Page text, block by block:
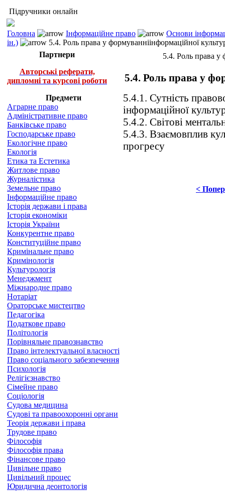
Підручники онлайн
Головна Інформаційне право
Основи
ін.)
5.4. Роль права у формуванніінформаційної
Партнери
Авторські реферати,
дипломні та курсові роботи
Предмети
Аграрне право
Адміністративне право
Банківське право
Господарське право
Екологічне право
Екологія
Етика та Естетика
Житлове право
Журналістика
Земельне право
Інформаційне право
Історія держави і права
Історія економіки
Історія України
Конкурентне право
Конституційне право
Кримінальне право
Кримінологія
Культурологія
Менеджмент
Міжнародне право
Нотаріат
Ораторське мистецтво
Педагогіка
Податкове право
Політологія
Порівняльне правознавство
Право інтелектуальної власності
Право соціального забезпечення
Психологія
Релігієзнавство
Сімейне право
Соціологія
Судова медицина
Судові та правоохоронні органи
Теорія держави і права
Трудове право
Філософія
Філософія права
Фінансове право
Цивільне право
Цивільний процес
Юридична деонтологія
5.4. Роль права у
5.4. Роль права у
5.4.1. Сутність
інформаційної
5.4.2. Світові
5.4.3. Взаємовплив
прогресу
<